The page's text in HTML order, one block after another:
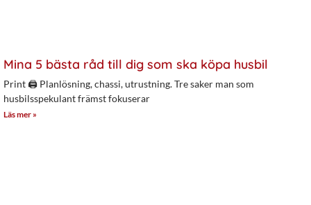
Mina 5 bästa råd till dig som ska köpa husbil
Print 🖨 Planlösning, chassi, utrustning. Tre saker man som
husbilsspekulant främst fokuserar
Läs mer »